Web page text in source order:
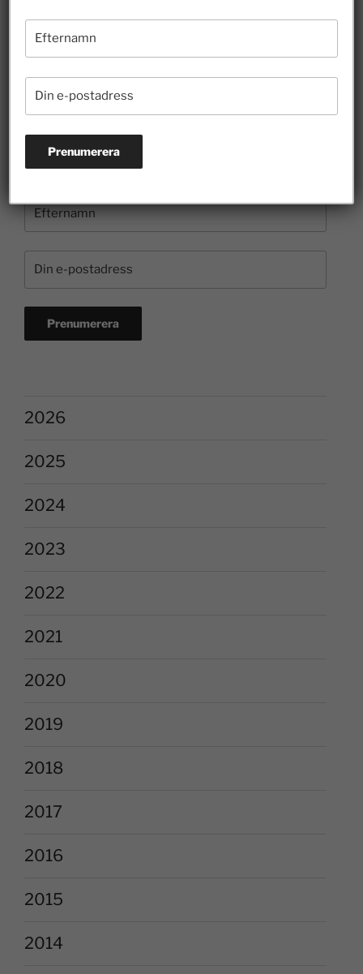
Borgvik illustrerar hur entreprenörer bidrar till
kulturen
3 juli 2026
Prenumerera på nyhetsbrevet
2026
2025
2024
2023
2022
2021
2020
2019
2018
2017
2016
2015
2014